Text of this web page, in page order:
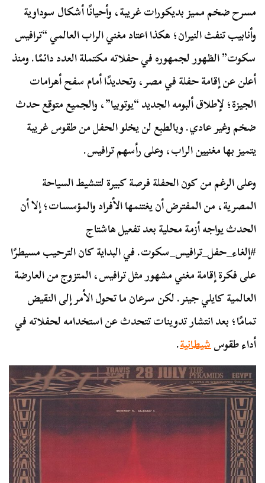
مسرح ضخم مميز بديكورات غريبة، وأحيانًا أشكال سوداوية
وأنابيب تنفث النيران؛ هكذا اعتاد مغني الراب العالمي “ترافيس
سكوت” الظهور لجمهوره في حفلاته مكتملة العدد دائمًا. ومنذ
أعلن عن إقامة حفلة في مصر، وتحديدًا أمام سفح أهرامات
الجيزة؛ لإطلاق ألبومه الجديد “يوتوبيا”، والجميع متوقع حدث
ضخم وغير عادي. وبالطبع لن يخلو الحفل من طقوس غريبة
يتميز بها مغنيين الراب، وعلى رأسهم ترافيس.
وعلى الرغم من كون الحفلة فرصة كبيرة لتنشيط السياحة
المصرية، من المفترض أن يغتنمها الأفراد والمؤسسات؛ إلا أن
الحدث يواجه أزمة محلية بعد تفعيل هاشتاج
#إلغاء_حفل_ترافيس_سكوت. في البداية كان الترحيب مسيطرًا
على فكرة إقامة مغني مشهور مثل ترافيس، المتزوج من العارضة
العالمية كايلي جينر. لكن سرعان ما تحول الأمر إلى النقيض
تمامًا؛ بعد انتشار تدوينات تتحدث عن استخدامه لحفلاته في
أداء طقوسشيطانية.